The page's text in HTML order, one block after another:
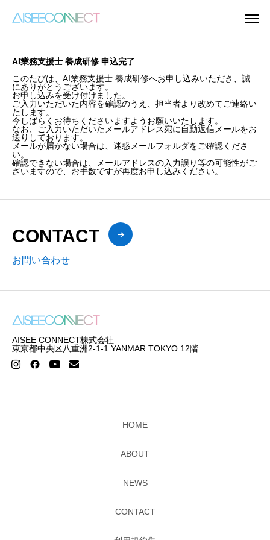
AI業務支援士 養成研修 申込完了
このたびは、AI業務支援士 養成研修へお申し込みいただき、誠
にありがとうございます。
お申し込みを受け付けました。
ご入力いただいた内容を確認のうえ、担当者より改めてご連絡い
たします。
今しばらくお待ちくださいますようお願いいたします。
なお、ご入力いただいたメールアドレス宛に自動返信メールをお
送りしております。
メールが届かない場合は、迷惑メールフォルダをご確認くださ
い。
確認できない場合は、メールアドレスの入力誤り等の可能性がご
ざいますので、お手数ですが再度お申し込みください。
CONTACT
お問い合わせ
AISEE CONNECT株式会社
東京都中央区八重洲2-1-1 YANMAR TOKYO 12階
HOME
ABOUT
NEWS
CONTACT